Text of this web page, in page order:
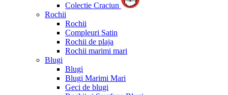
Colectie Craciun
Rochii
Rochii
Compleuri Satin
Rochii de plaja
Rochii marimi mari
Blugi
Blugi
Blugi Marimi Mari
Geci de blugi